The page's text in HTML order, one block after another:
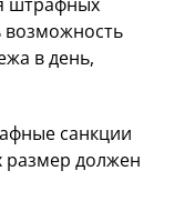
возможность
в день,
санкции
размер должен